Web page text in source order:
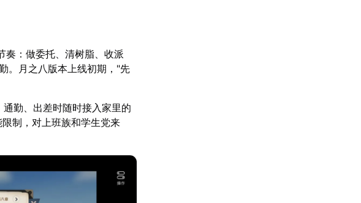
奏：做委托、清树脂、收派
。月之八版本上线初期，"先
勤、出差时随时接入家里的
制，对上班族和学生党来